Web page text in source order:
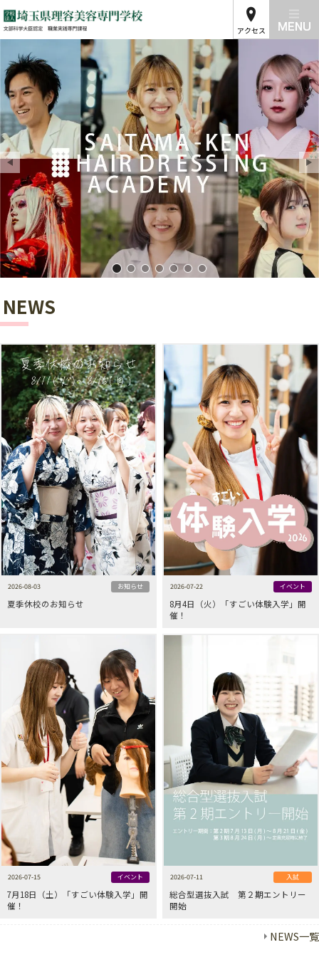
アクセス
埼玉県理容美容専門学校01
埼玉県理容美容専門学校02
埼玉県理容美容専門学校03
埼玉県理容美容専門学校04
埼玉県理容美容専門学校05
埼玉県理容美容専門学
埼玉県理容美容専門
NEWS
2026-08-03 お知らせ
夏季休校のお知らせ
2026-07-22 イベント
8月4日（火）「すごい体験入学」開
催！
2026-07-15 イベント
7月18日（土）「すごい体験入学」開
催！
2026-07-11 入試
総合型選抜入試 第２期エントリー
開始
NEWS一覧